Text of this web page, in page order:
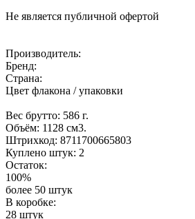
Не является публичной офертой
Производитель:
Бренд:
Страна:
Цвет флакона / упаковки
Вес брутто: 586 г.
Объём: 1128 см3.
Штрихкод: 8711700665803
Куплено штук: 2
Остаток:
100%
более 50 штук
В коробке:
28 штук